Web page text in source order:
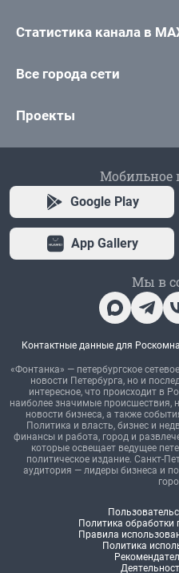
Статистика канала в
Все города сети
Проекты
Мобильное
Google Play
App Gallery
Мы в
Контактные данные для
«Фонтанка» — петербургское
новости Петербурга, но и
интересное, что происходит в
наиболее значимые происшествия,
новости бизнеса, а также
Политика и власть, бизнес и
финансы и работа, город и
которые освещает ведущее
политическое издание. Санкт-
аудитория — лидеры бизнеса и
Политика
Правила
Политика